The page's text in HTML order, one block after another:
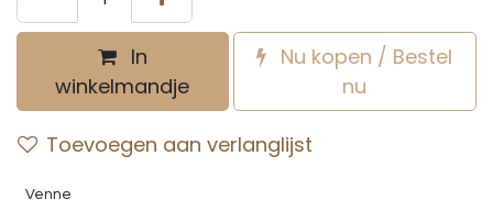
In
winkelmandje
Nu kopen / Bestel
nu
Toevoegen aan verlanglijst
Venne